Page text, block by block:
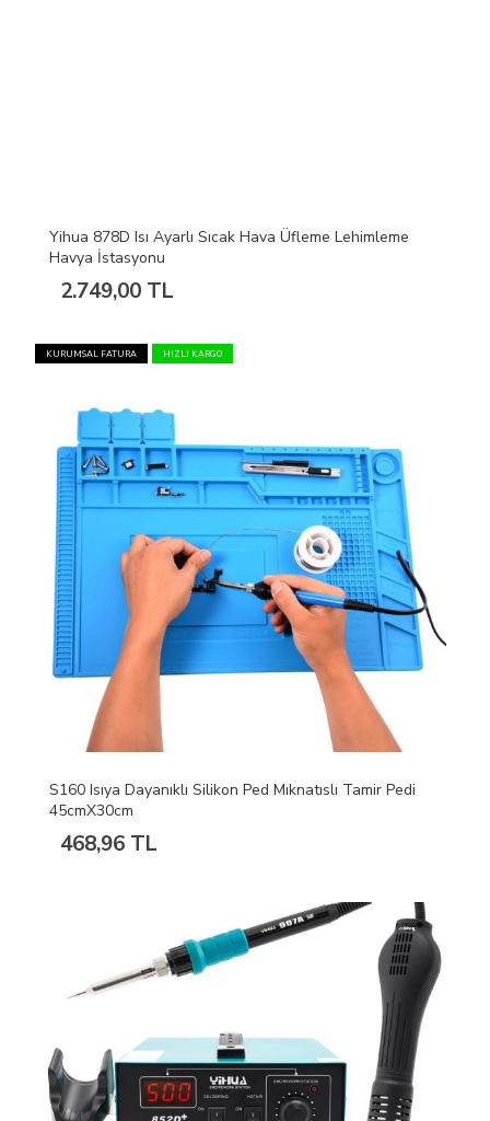
Yihua 878D Isı Ayarlı Sıcak Hava Üfleme Lehimleme
Havya İstasyonu
2.749,00 TL
KURUMSAL FATURA HIZLI KARGO
S160 Isıya Dayanıklı Silikon Ped Mıknatıslı Tamir Pedi
45cmX30cm
468,96 TL